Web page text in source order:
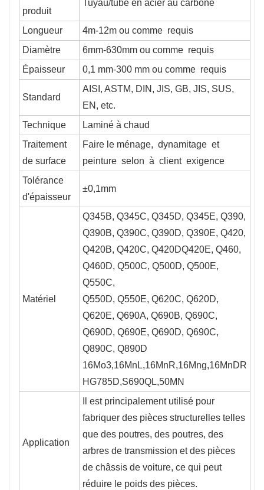
produit
Tuyau/tube en acier au carbone
Longueur 4m-12m ou comme requis
Diamètre
6mm-630mm ou comme requis
Épaisseur
0,1 mm-300 mm ou comme requis
Standard
AISI, ASTM, DIN, JIS, GB, JIS, SUS,
EN, etc.
Technique
Laminé à chaud
Traitement
de surface
Faire le ménage, dynamitage et
peinture selon à client exigence
Tolérance
d'épaisseur
±0,1mm
Matériel
Q345B, Q345C, Q345D, Q345E, Q390,
Q390B, Q390C, Q390D, Q390E, Q420,
Q420B, Q420C, Q420DQ420E, Q460,
Q460D, Q500C, Q500D, Q500E,
Q550C,
Q550D, Q550E, Q620C, Q620D,
Q620E, Q690A, Q690B, Q690C,
Q690D, Q690E, Q690D, Q690C,
Q890C, Q890D
16Mo3,16MnL,16MnR,16Mng,16MnDR
HG785D,S690QL,50MN
Application
Il est principalement utilisé pour
fabriquer des pièces structurelles telles
que des poutres, des poutres, des
arbres de transmission et des pièces
de châssis de voiture, ce qui peut
réduire le poids des pièces.